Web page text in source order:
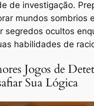
de investigação.
mundos sombrios e
segredos ocultos
habilidades de
Jogos de
Sua Lógica